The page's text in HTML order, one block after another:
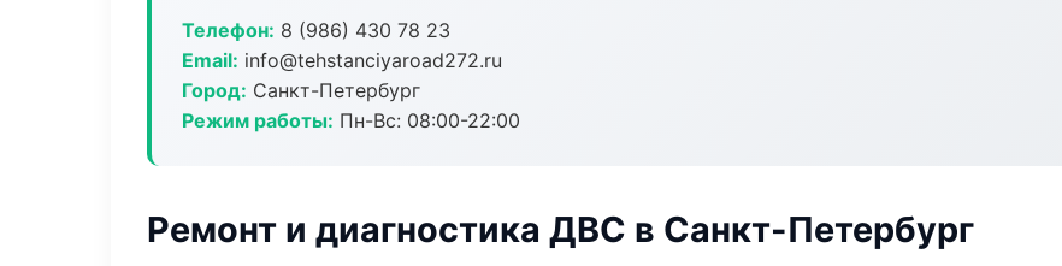
Телефон: 8 (986) 430 78 23
Email: info@tehstanciyaroad272.ru
Город: Санкт-Петербург
Режим работы: Пн-Вс: 08:00-22:00
Ремонт и диагностика ДВС в Санкт-Петербург